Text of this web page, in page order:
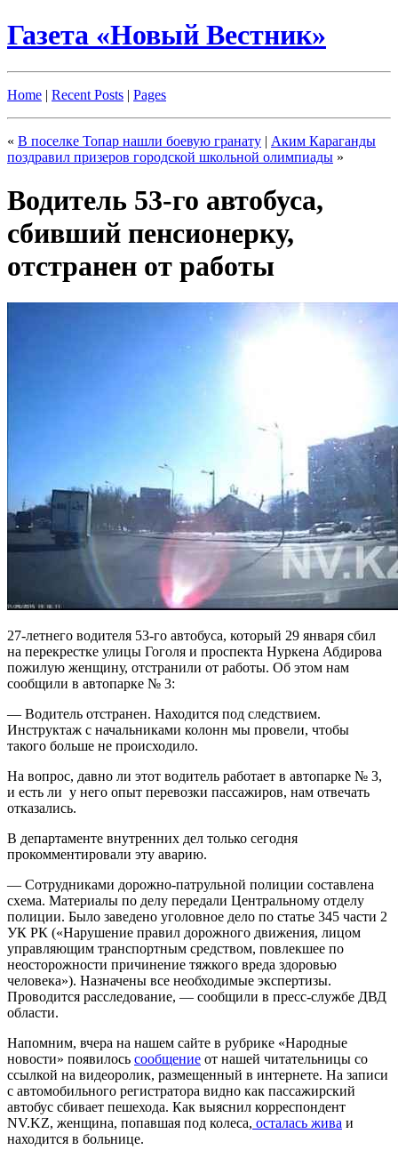
Газета «Новый Вестник»
Home | Recent Posts | Pages
« В поселке Топар нашли боевую гранату | Аким Караганды
поздравил призеров городской школьной олимпиады »
Водитель 53-го автобуса,
сбивший пенсионерку,
отстранен от работы
27-летнего водителя 53-го автобуса, который 29 января сбил
на перекрестке улицы Гоголя и проспекта Нуркена Абдирова
пожилую женщину, отстранили от работы. Об этом нам
сообщили в автопарке № 3:
— Водитель отстранен. Находится под следствием.
Инструктаж с начальниками колонн мы провели, чтобы
такого больше не происходило.
На вопрос, давно ли этот водитель работает в автопарке № 3,
и есть ли у него опыт перевозки пассажиров, нам отвечать
отказались.
В департаменте внутренних дел только сегодня
прокомментировали эту аварию.
— Сотрудниками дорожно-патрульной полиции составлена
схема. Материалы по делу передали Центральному отделу
полиции. Было заведено уголовное дело по статье 345 части 2
УК РК («Нарушение правил дорожного движения, лицом
управляющим транспортным средством, повлекшее по
неосторожности причинение тяжкого вреда здоровью
человека»). Назначены все необходимые экспертизы.
Проводится расследование, — сообщили в пресс-службе ДВД
области.
Напомним, вчера на нашем сайте в рубрике «Народные
новости» появилось сообщение от нашей читательницы со
ссылкой на видеоролик, размещенный в интернете. На записи
с автомобильного регистратора видно как пассажирский
автобус сбивает пешехода. Как выяснил корреспондент
NV.KZ, женщина, попавшая под колеса, осталась жива и
находится в больнице.